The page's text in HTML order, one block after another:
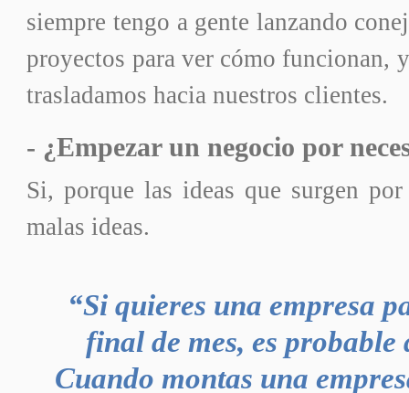
siempre tengo a gente lanzando
proyectos para ver cómo funcionan,
trasladamos hacia nuestros clientes.
- ¿Empezar un negocio por
Si, porque las ideas que surgen por
malas ideas.
“Si quieres una empresa
final de mes, es probable
Cuando montas una